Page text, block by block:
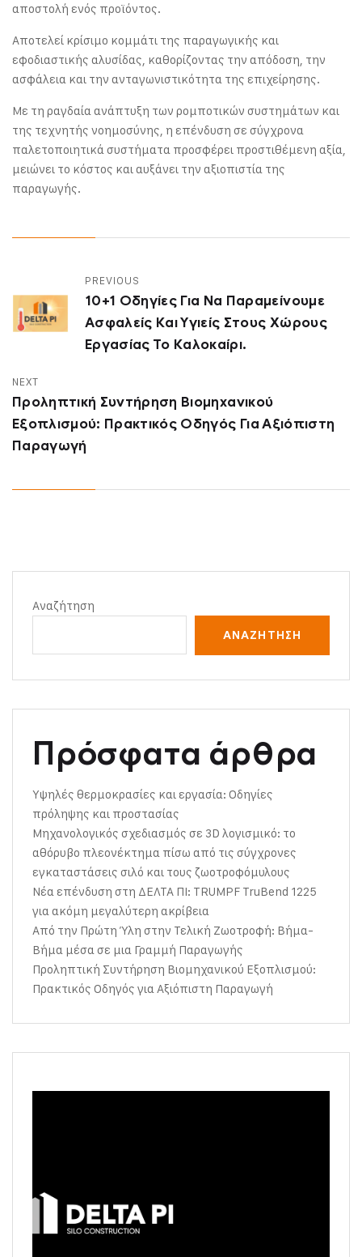
αποστολή ενός προϊόντος.
Αποτελεί κρίσιμο κομμάτι της παραγωγικής και
εφοδιαστικής αλυσίδας, καθορίζοντας την απόδοση, την
ασφάλεια και την ανταγωνιστικότητα της επιχείρησης.
Με τη ραγδαία ανάπτυξη των ρομποτικών συστημάτων και
της τεχνητής νοημοσύνης, η επένδυση σε σύγχρονα
παλετοποιητικά συστήματα προσφέρει προστιθέμενη αξία,
μειώνει το κόστος και αυξάνει την αξιοπιστία της
παραγωγής.
PREVIOUS
10+1 Οδηγίες Για Να Παραμείνουμε
Ασφαλείς Και Υγιείς Στους Χώρους
Εργασίας Το Καλοκαίρι.
NEXT
Προληπτική Συντήρηση Βιομηχανικού
Εξοπλισμού: Πρακτικός Οδηγός Για Αξιόπιστη
Παραγωγή
Αναζήτηση
ΑΝΑΖΉΤΗΣΗ
Πρόσφατα άρθρα
Υψηλές θερμοκρασίες και εργασία: Οδηγίες
πρόληψης και προστασίας
Μηχανολογικός σχεδιασμός σε 3D λογισμικό: το
αθόρυβο πλεονέκτημα πίσω από τις σύγχρονες
εγκαταστάσεις σιλό και τους ζωοτροφόμυλους
Νέα επένδυση στη ΔΕΛΤΑ ΠΙ: TRUMPF TruBend 1225
για ακόμη μεγαλύτερη ακρίβεια
Από την Πρώτη Ύλη στην Τελική Ζωοτροφή: Βήμα-
Βήμα μέσα σε μια Γραμμή Παραγωγής
Προληπτική Συντήρηση Βιομηχανικού Εξοπλισμού:
Πρακτικός Οδηγός για Αξιόπιστη Παραγωγή